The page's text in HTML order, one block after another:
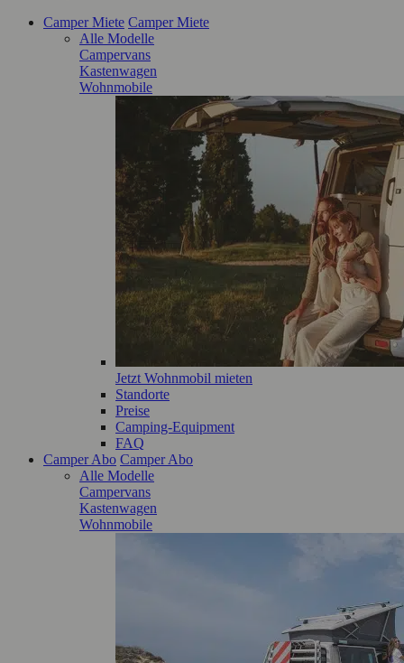
Camper Miete Camper Miete
Alle Modelle
Campervans
Kastenwagen
Wohnmobile
Jetzt Wohnmobil mieten
Standorte
Preise
Camping-Equipment
FAQ
Camper Abo Camper Abo
Alle Modelle
Campervans
Kastenwagen
Wohnmobile